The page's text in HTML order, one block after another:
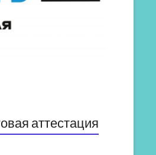
аттестация